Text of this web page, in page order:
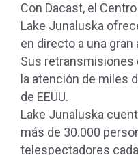
Con Dacast, el
Lake Junaluska
en directo a una gran
Sus retransmisiones
la atención de miles
de EEUU.
Lake Junaluska
más de 30.000
telespectadores